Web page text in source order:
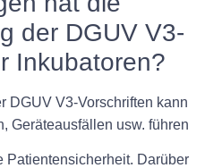
der DGUV V3-
Inkubatoren?
DGUV V3-Vorschriften kann
Geräteausfällen usw. führen
Patientensicherheit. Darüber